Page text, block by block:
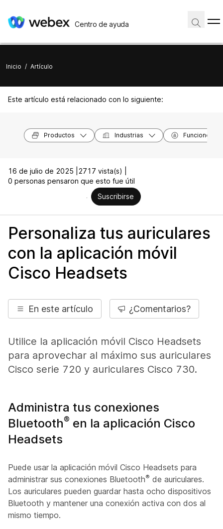
Centro de ayuda
Inicio / Artículo
Este artículo está relacionado con lo siguiente:
Productos Industrias Funciones
16 de julio de 2025 |
2717 vista(s) |
0 personas pensaron que esto fue útil
Suscribirse
Personaliza tus auriculares
con la aplicación móvil
Cisco Headsets
En este artículo ¿Comentarios?
Utilice la aplicación móvil Cisco Headsets
para aprovechar al máximo sus auriculares
Cisco serie 720 y auriculares Cisco 730.
Administra tus conexiones
Bluetooth® en la aplicación Cisco
Headsets
Puede usar la aplicación móvil Cisco Headsets para
administrar sus conexiones Bluetooth® de auriculares.
Los auriculares pueden guardar hasta ocho dispositivos
Bluetooth y mantener una conexión activa con dos al
mismo tiempo.